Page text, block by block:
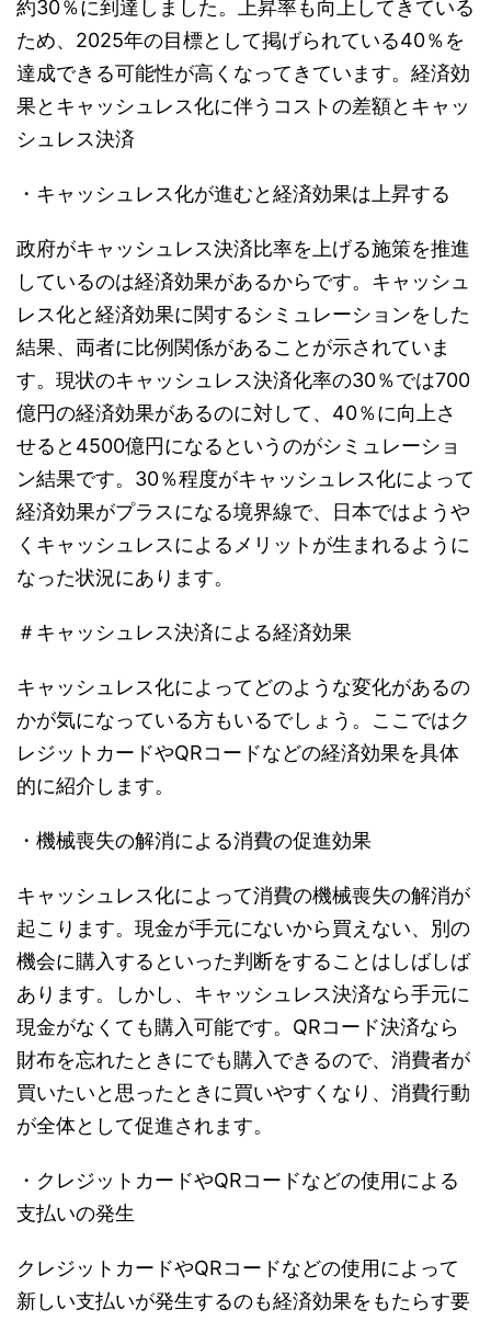
約30％に到達しました。上昇率も向上してきている
ため、2025年の目標として掲げられている40％を
達成できる可能性が高くなってきています。経済効
果とキャッシュレス化に伴うコストの差額とキャッ
シュレス決済
・キャッシュレス化が進むと経済効果は上昇する
政府がキャッシュレス決済比率を上げる施策を推進
しているのは経済効果があるからです。キャッシュ
レス化と経済効果に関するシミュレーションをした
結果、両者に比例関係があることが示されていま
す。現状のキャッシュレス決済化率の30％では700
億円の経済効果があるのに対して、40％に向上さ
せると4500億円になるというのがシミュレーショ
ン結果です。30％程度がキャッシュレス化によって
経済効果がプラスになる境界線で、日本ではようや
くキャッシュレスによるメリットが生まれるように
なった状況にあります。
＃キャッシュレス決済による経済効果
キャッシュレス化によってどのような変化があるの
かが気になっている方もいるでしょう。ここではク
レジットカードやQRコードなどの経済効果を具体
的に紹介します。
・機械喪失の解消による消費の促進効果
キャッシュレス化によって消費の機械喪失の解消が
起こります。現金が手元にないから買えない、別の
機会に購入するといった判断をすることはしばしば
あります。しかし、キャッシュレス決済なら手元に
現金がなくても購入可能です。QRコード決済なら
財布を忘れたときにでも購入できるので、消費者が
買いたいと思ったときに買いやすくなり、消費行動
が全体として促進されます。
・クレジットカードやQRコードなどの使用による
支払いの発生
クレジットカードやQRコードなどの使用によって
新しい支払いが発生するのも経済効果をもたらす要